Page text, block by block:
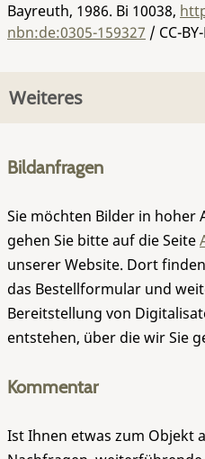
Bayreuth, 1986. Bi 10038,
nbn:de:0305-159327 / CC-
Weiteres
Bildanfragen
Sie möchten Bilder in hoher
gehen Sie bitte auf die Seite
unserer Website. Dort
das Bestellformular und
Bereitstellung von
entstehen, über die wir Sie
Kommentar
Ist Ihnen etwas zum Objekt